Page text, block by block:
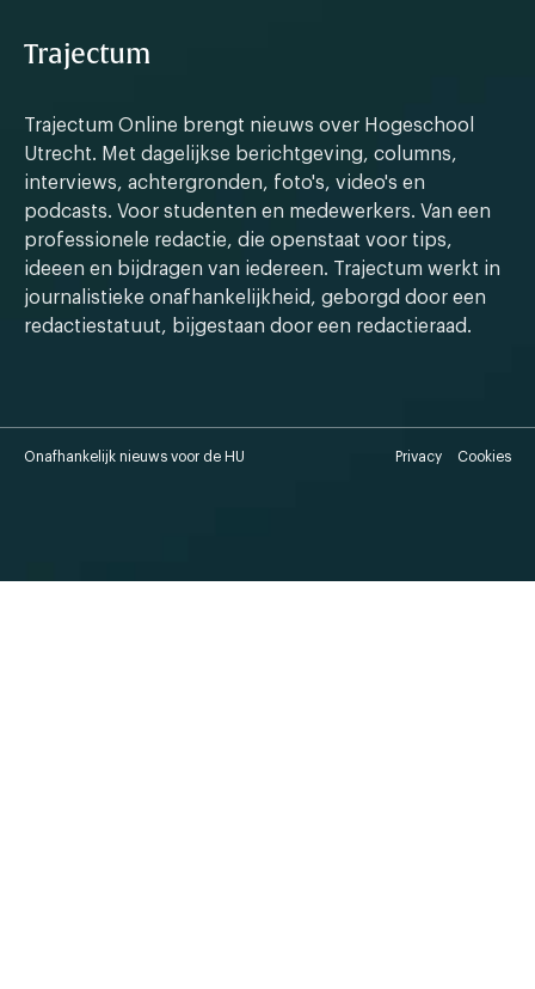
Trajectum
Trajectum Online brengt nieuws over Hogeschool
Utrecht. Met dagelijkse berichtgeving, columns,
interviews, achtergronden, foto's, video's en
podcasts. Voor studenten en medewerkers. Van een
professionele redactie, die openstaat voor tips,
ideeen en bijdragen van iedereen. Trajectum werkt in
journalistieke onafhankelijkheid, geborgd door een
redactiestatuut, bijgestaan door een redactieraad.
Onafhankelijk nieuws voor de HU Privacy Cookies